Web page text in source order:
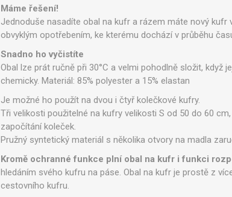
Máme řešení!
Jednoduše nasadíte obal na kufr a rázem máte nový kufr
obvyklým opotřebením, ke kterému dochází v průběhu
Snadno ho vyčistíte
Obal lze prát ručně při 30°C a velmi pohodlně složit, když
chemicky.Materiál: 85% polyester a 15% elastan
Je možné ho použít na dvou i čtyř kolečkové kufry.
Tři velikosti použitelné na kufry velikosti S od 50 do 60
započítání koleček.
Pružný syntetický materiál s několika otvory na madla
Kromě ochranné funkce plní obal na kufr i funkci
hledáním svého kufru na páse. Obal na kufr je prostě z
cestovního kufru.